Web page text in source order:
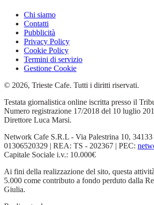
Chi siamo
Contatti
Pubblicità
Privacy Policy
Cookie Policy
Termini di servizio
Gestione Cookie
© 2026, Trieste Cafe. Tutti i diritti riservati.
Testata giornalistica online iscritta presso il
Numero registrazione 17/2018 del 10 luglio
Direttore Luca Marsi.
Network Cafe S.R.L - Via Palestrina 10, 34133
01306520329 | REA: TS - 202367 | PEC:
Capitale Sociale i.v.: 10.000€
Ai fini della realizzazione del sito, questa
5.000 come contributo a fondo perduto dalla
Giulia.